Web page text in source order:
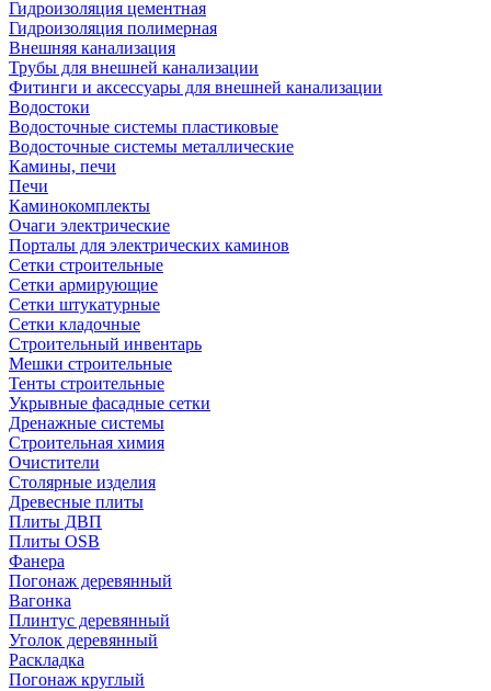
Гидроизоляция цементная
Гидроизоляция полимерная
Внешняя канализация
Трубы для внешней канализации
Фитинги и аксессуары для внешней канализации
Водостоки
Водосточные системы пластиковые
Водосточные системы металлические
Камины, печи
Печи
Каминокомплекты
Очаги электрические
Порталы для электрических каминов
Сетки строительные
Сетки армирующие
Сетки штукатурные
Сетки кладочные
Строительный инвентарь
Мешки строительные
Тенты строительные
Укрывные фасадные сетки
Дренажные системы
Строительная химия
Очистители
Столярные изделия
Древесные плиты
Плиты ДВП
Плиты OSB
Фанера
Погонаж деревянный
Вагонка
Плинтус деревянный
Уголок деревянный
Раскладка
Погонаж круглый